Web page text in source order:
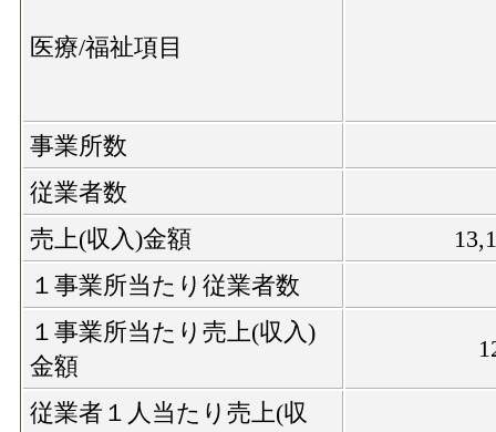
医療/福祉項目
事業所数
従業者数
売上(収入)金額
１事業所当たり従業者数
１事業所当たり売上(収入)
金額
従業者１人当たり売上(収